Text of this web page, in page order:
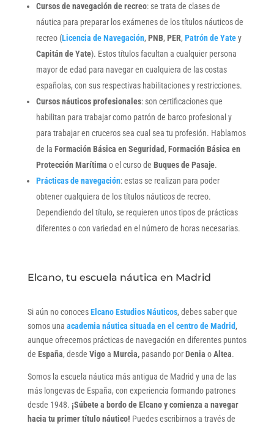
Cursos de navegación de recreo: se trata de clases de
náutica para preparar los exámenes de los títulos náuticos de
recreo (Licencia de Navegación, PNB, PER, Patrón de Yatey
Capitán de Yate). Estos títulos facultan a cualquier persona
mayor de edad para navegar en cualquiera de las costas
españolas, con sus respectivas habilitaciones y restricciones.
Cursos náuticos profesionales: son certificaciones que
habilitan para trabajar como patrón de barco profesional y
para trabajar en cruceros sea cual sea tu profesión. Hablamos
de la Formación Básica en Seguridad, Formación Básica en
Protección Marítima o el curso de Buques de Pasaje.
Prácticas de navegación: estas se realizan para poder
obtener cualquiera de los títulos náuticos de recreo.
Dependiendo del título, se requieren unos tipos de prácticas
diferentes o con variedad en el número de horas necesarias.
Elcano, tu escuela náutica en Madrid
Si aún no conocesElcano Estudios Náuticos, debes saber que
somos una academia náutica situada en el centro de Madrid,
aunque ofrecemos prácticas de navegación en diferentes puntos
de España, desde Vigoa Murcia,pasando porDenia oAltea.
Somos la escuela náutica más antigua de Madrid y una de las
más longevas de España, con experiencia formando patrones
desde 1948. ¡Súbete a bordo de Elcano y comienza a navegar
hacia tu primer título náutico! Puedes escribirnos a través de